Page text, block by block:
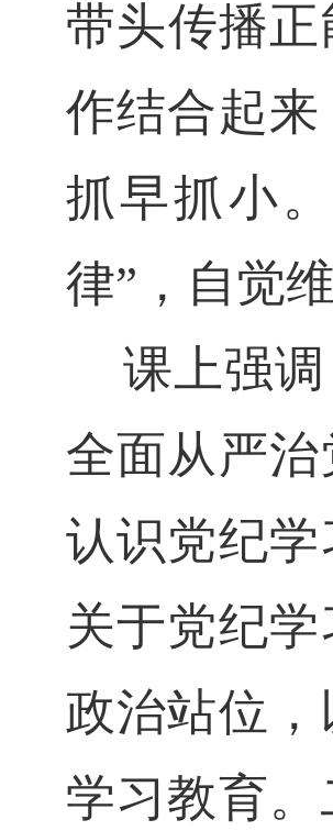
带头传播
作结合起
抓早抓小
律”，自觉
课上强
全面从严
认识党纪
关于党纪
政治站位
学习教育